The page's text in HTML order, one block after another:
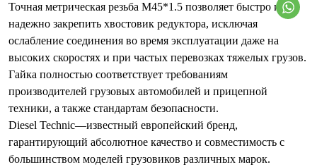
Точная метрическая резьба М45*1.5 позволяет быстро и
надежно закрепить хвостовик редуктора, исключая
ослабление соединения во время эксплуатации даже на
высоких скоростях и при частых перевозках тяжелых грузов.
Гайка полностью соответствует требованиям
производителей грузовых автомобилей и прицепной
техники, а также стандартам безопасности.
Diesel Technic—известный европейский бренд,
гарантирующий абсолютное качество и совместимость с
большинством моделей грузовиков различных марок.